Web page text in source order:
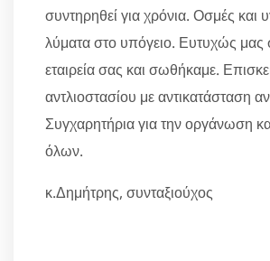
συντηρηθεί για χρόνια. Οσμές και
λύματα στο υπόγειο. Ευτυχώς μας
εταιρεία σας και σωθήκαμε.
αντλιοστασίου με αντικατάσταση
Συγχαρητήρια για την οργάνωση
όλων.
κ.Δημήτρης, συνταξιούχος